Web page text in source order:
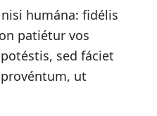
humána: fidélis
patiétur vos
sed fáciet
ut